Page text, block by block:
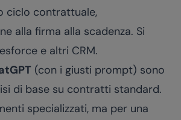
ciclo contrattuale,
alla firma alla scadenza. Si
e altri CRM.
(con i giusti prompt) sono
di base su contratti standard.
specializzati, ma per una